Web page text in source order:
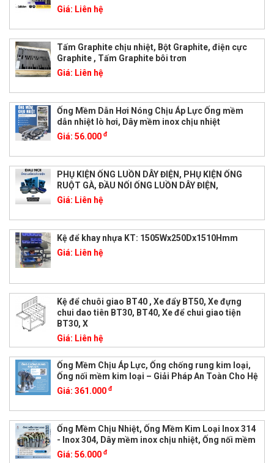
Giá: Liên hệ
Tấm Graphite chịu nhiệt, Bột Graphite, điện cực
Graphite , Tấm Graphite bôi trơn
Giá: Liên hệ
Ống Mềm Dẫn Hơi Nóng Chịu Áp Lực Ống mềm
dẫn nhiệt lò hơi, Dây mềm inox chịu nhiệt
Giá: 56.000 đ
PHỤ KIỆN ỐNG LUỒN DÂY ĐIỆN, PHỤ KIỆN ỐNG
RUỘT GÀ, ĐẦU NỐI ỐNG LUỒN DÂY ĐIỆN,
Giá: Liên hệ
Kệ để khay nhựa KT: 1505Wx250Dx1510Hmm
Giá: Liên hệ
Kệ để chuôi giao BT40 , Xe đẩy BT50, Xe đựng
chui dao tiên BT30, BT40, Xe để chui giao tiện
BT30, X
Giá: Liên hệ
Ống Mềm Chịu Áp Lực, Ống chống rung kim loại,
Ống nối mềm kim loại – Giải Pháp An Toàn Cho Hệ
Giá: 361.000 đ
Ống Mềm Chịu Nhiệt, Ống Mềm Kim Loại Inox 314
- Inox 304, Dây mềm inox chịu nhiệt, Ống nối mềm
Giá: 56.000 đ